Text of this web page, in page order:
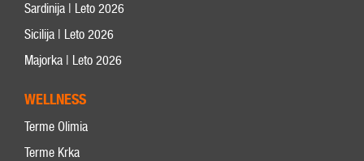
Sardinija | Leto 2026
Sicilija | Leto 2026
Majorka | Leto 2026
WELLNESS
Terme Olimia
Terme Krka